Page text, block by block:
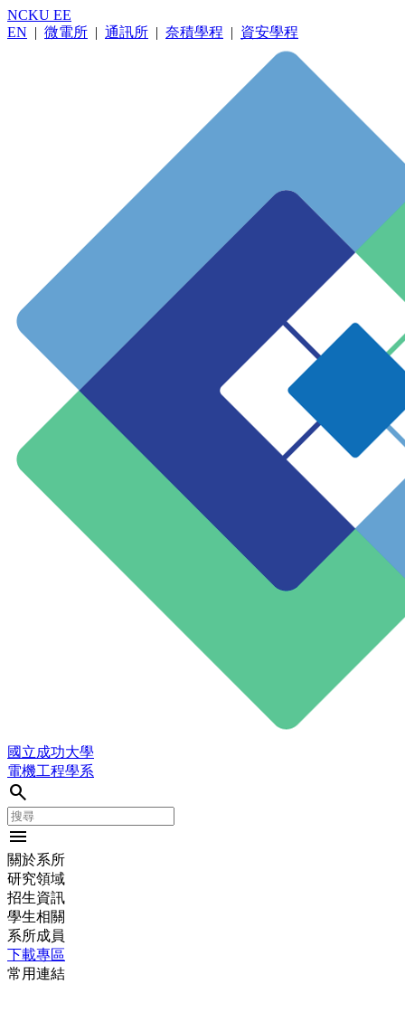
NCKU EE
EN | 微電所 | 通訊所 | 奈積學程 | 資安學程
國立成功大學
電機工程學系
search
menu
關於系所
研究領域
招生資訊
學生相關
系所成員
下載專區
常用連結